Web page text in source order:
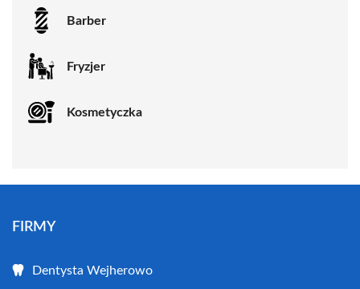
Barber
Fryzjer
Kosmetyczka
FIRMY
Dentysta Wejherowo